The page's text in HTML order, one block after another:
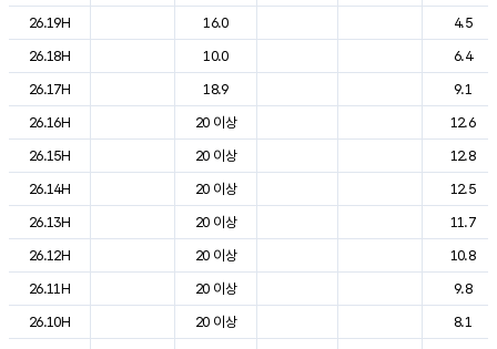
26.19H
16.0
4.5
26.18H
10.0
6.4
26.17H
18.9
9.1
26.16H
20 이상
12.6
26.15H
20 이상
12.8
26.14H
20 이상
12.5
26.13H
20 이상
11.7
26.12H
20 이상
10.8
26.11H
20 이상
9.8
26.10H
20 이상
8.1